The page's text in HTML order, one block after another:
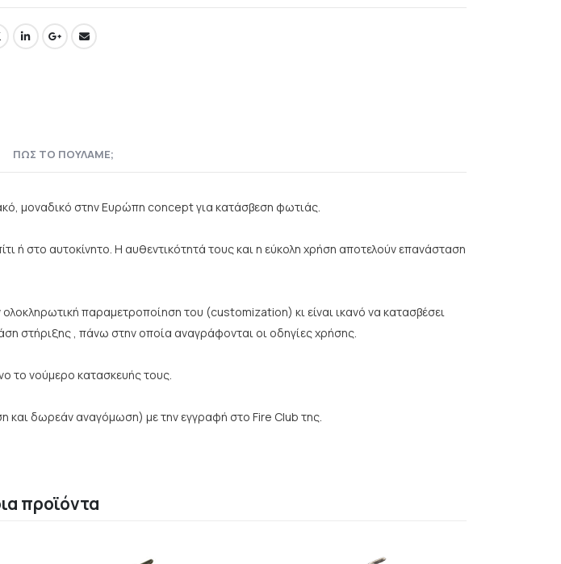
ΠΏΣ ΤΟ ΠΟΥΛΆΜΕ;
μοναδικό στην Ευρώπη concept για κατάσβεση φωτιάς.
ή στο αυτοκίνητο. Η αυθεντικότητά τους και η εύκολη χρήση αποτελούν επανάσταση
παραμετροποίηση του (customization) κι είναι ικανό να κατασβέσει
στήριξης , πάνω στην οποία αναγράφονται οι οδηγίες χρήσης.
το νούμερο κατασκευής τους.
και δωρεάν αναγόμωση) με την εγγραφή στο Fire Club της.
προϊόντα